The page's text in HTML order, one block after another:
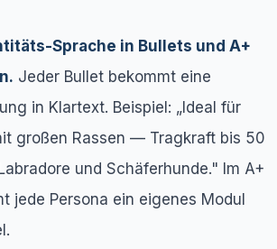
Sprache in Bullets und A+
Jeder Bullet bekommt eine
in Klartext. Beispiel: „Ideal für
großen Rassen — Tragkraft bis 50
und Schäferhunde." Im A+
jede Persona ein eigenes Modul